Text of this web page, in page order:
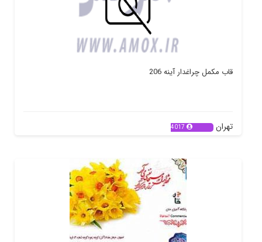
قاب مکمل چراغدار آینه 206
تهران 4017